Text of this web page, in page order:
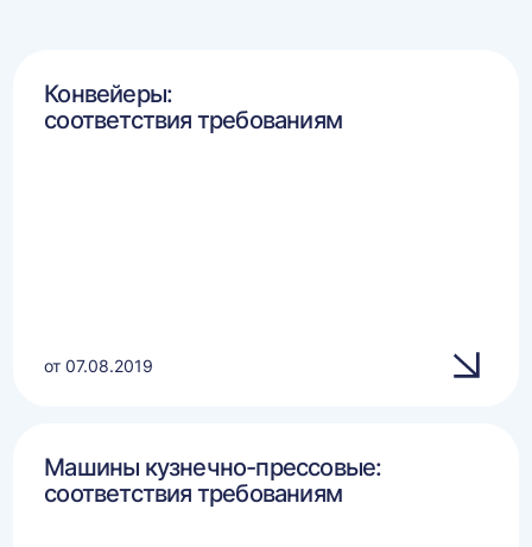
Конвейеры:
соответствия требованиям
от 07.08.2019
Машины кузнечно-прессовые:
соответствия требованиям